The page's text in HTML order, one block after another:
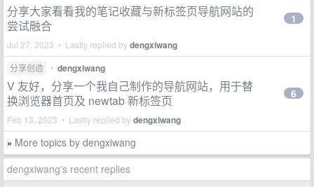
分享大家看看我的笔记收藏与新标签页导航网站的
尝试融合
Jul 27, 2023 • Lastly replied bydengxiwang
1
分享创造 • dengxiwang
V 友好，分享一个我自己制作的导航网站，用于替
换浏览器首页及 newtab 新标签页
Feb 13, 2023 • Lastly replied bydengxiwang
6
» More topics by dengxiwang
dengxiwang's recent replies